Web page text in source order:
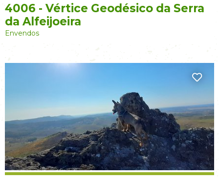
4006 - Vértice Geodésico da Serra
da Alfeijoeira
Envendos